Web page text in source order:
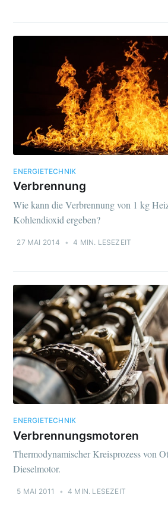
ENERGIETECHNIK
Verbrennung
Wie kann die Verbrennung von 1 kg
Kohlendioxid ergeben?
27 MAI 2014 • 4 MIN. LESEZEIT
ENERGIETECHNIK
Verbrennungsmotoren
Thermodynamischer Kreisprozess von
Dieselmotor.
5 MAI 2011 • 4 MIN. LESEZEIT